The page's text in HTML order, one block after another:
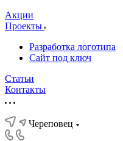
Акции
Проекты
Разработка логотипа
Сайт под ключ
Статьи
Контакты
Череповец